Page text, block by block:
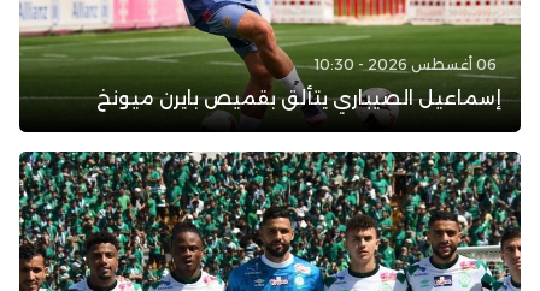
06 أغسطس 2026 - 10:30
إسماعيل الصيباري يتألق بقميص بايرن ميونخ